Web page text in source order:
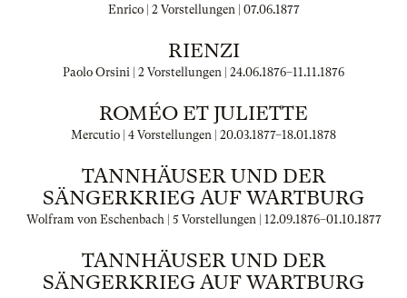
Enrico | 2 Vorstellungen | 07.06.1877
RIENZI
Paolo Orsini | 2 Vorstellungen | 24.06.1876–11.11.1876
ROMÉO ET JULIETTE
Mercutio | 4 Vorstellungen | 20.03.1877–18.01.1878
TANNHÄUSER UND DER
SÄNGERKRIEG AUF WARTBURG
Wolfram von Eschenbach | 5 Vorstellungen | 12.09.1876–01.10.1877
TANNHÄUSER UND DER
SÄNGERKRIEG AUF WARTBURG